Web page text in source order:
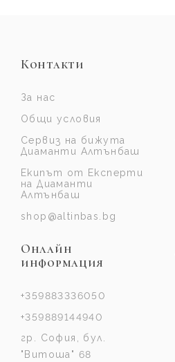
Контакти
За нас
Общи условия
Сервиз на бижута
Диаманти Алтънбаш
Екипът от Експерти
на Диаманти
Алтънбаш
shop@altinbas.bg
Онлайн
информация
+359883336050
+359889144940
гр. София, бул.
"Витоша" 68